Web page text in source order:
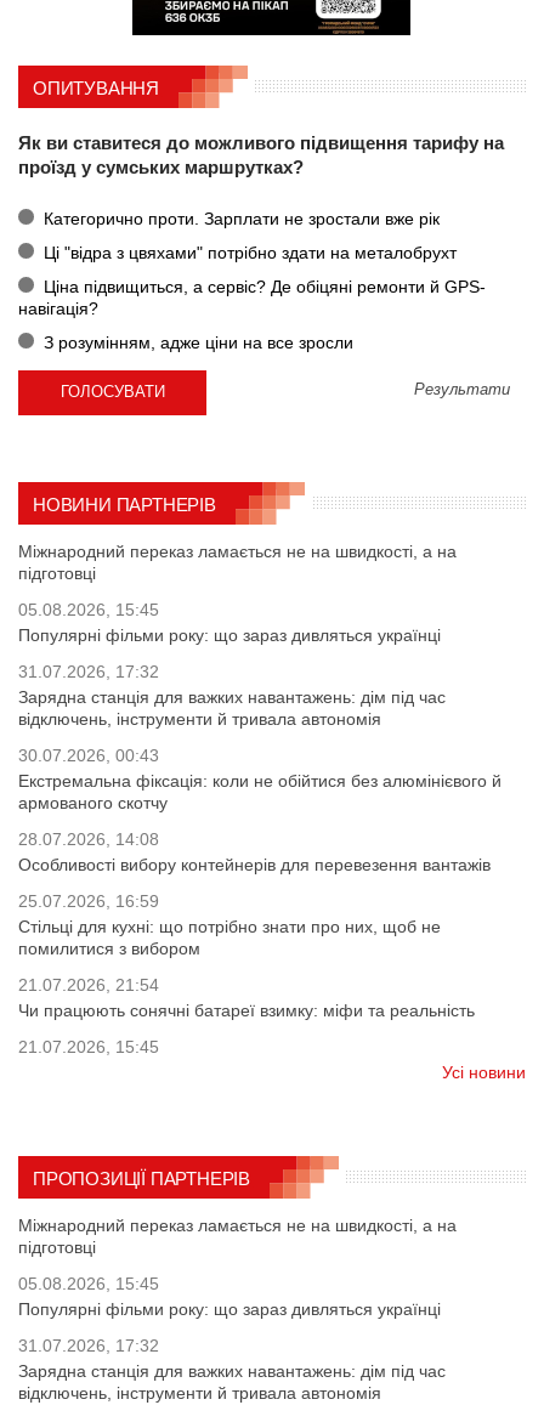
ОПИТУВАННЯ
Як ви ставитеся до можливого підвищення тарифу на
проїзд у сумських маршрутках?
Категорично проти. Зарплати не зростали вже рік
Ці "відра з цвяхами" потрібно здати на металобрухт
Ціна підвищиться, а сервіс? Де обіцяні ремонти й GPS-
навігація?
З розумінням, адже ціни на все зросли
Результати
НОВИНИ ПАРТНЕРІВ
Міжнародний переказ ламається не на швидкості, а на
підготовці
05.08.2026, 15:45
Популярні фільми року: що зараз дивляться українці
31.07.2026, 17:32
Зарядна станція для важких навантажень: дім під час
відключень, інструменти й тривала автономія
30.07.2026, 00:43
Екстремальна фіксація: коли не обійтися без алюмінієвого й
армованого скотчу
28.07.2026, 14:08
Особливості вибору контейнерів для перевезення вантажів
25.07.2026, 16:59
Стільці для кухні: що потрібно знати про них, щоб не
помилитися з вибором
21.07.2026, 21:54
Чи працюють сонячні батареї взимку: міфи та реальність
21.07.2026, 15:45
Усі новини
ПРОПОЗИЦІЇ ПАРТНЕРІВ
Міжнародний переказ ламається не на швидкості, а на
підготовці
05.08.2026, 15:45
Популярні фільми року: що зараз дивляться українці
31.07.2026, 17:32
Зарядна станція для важких навантажень: дім під час
відключень, інструменти й тривала автономія